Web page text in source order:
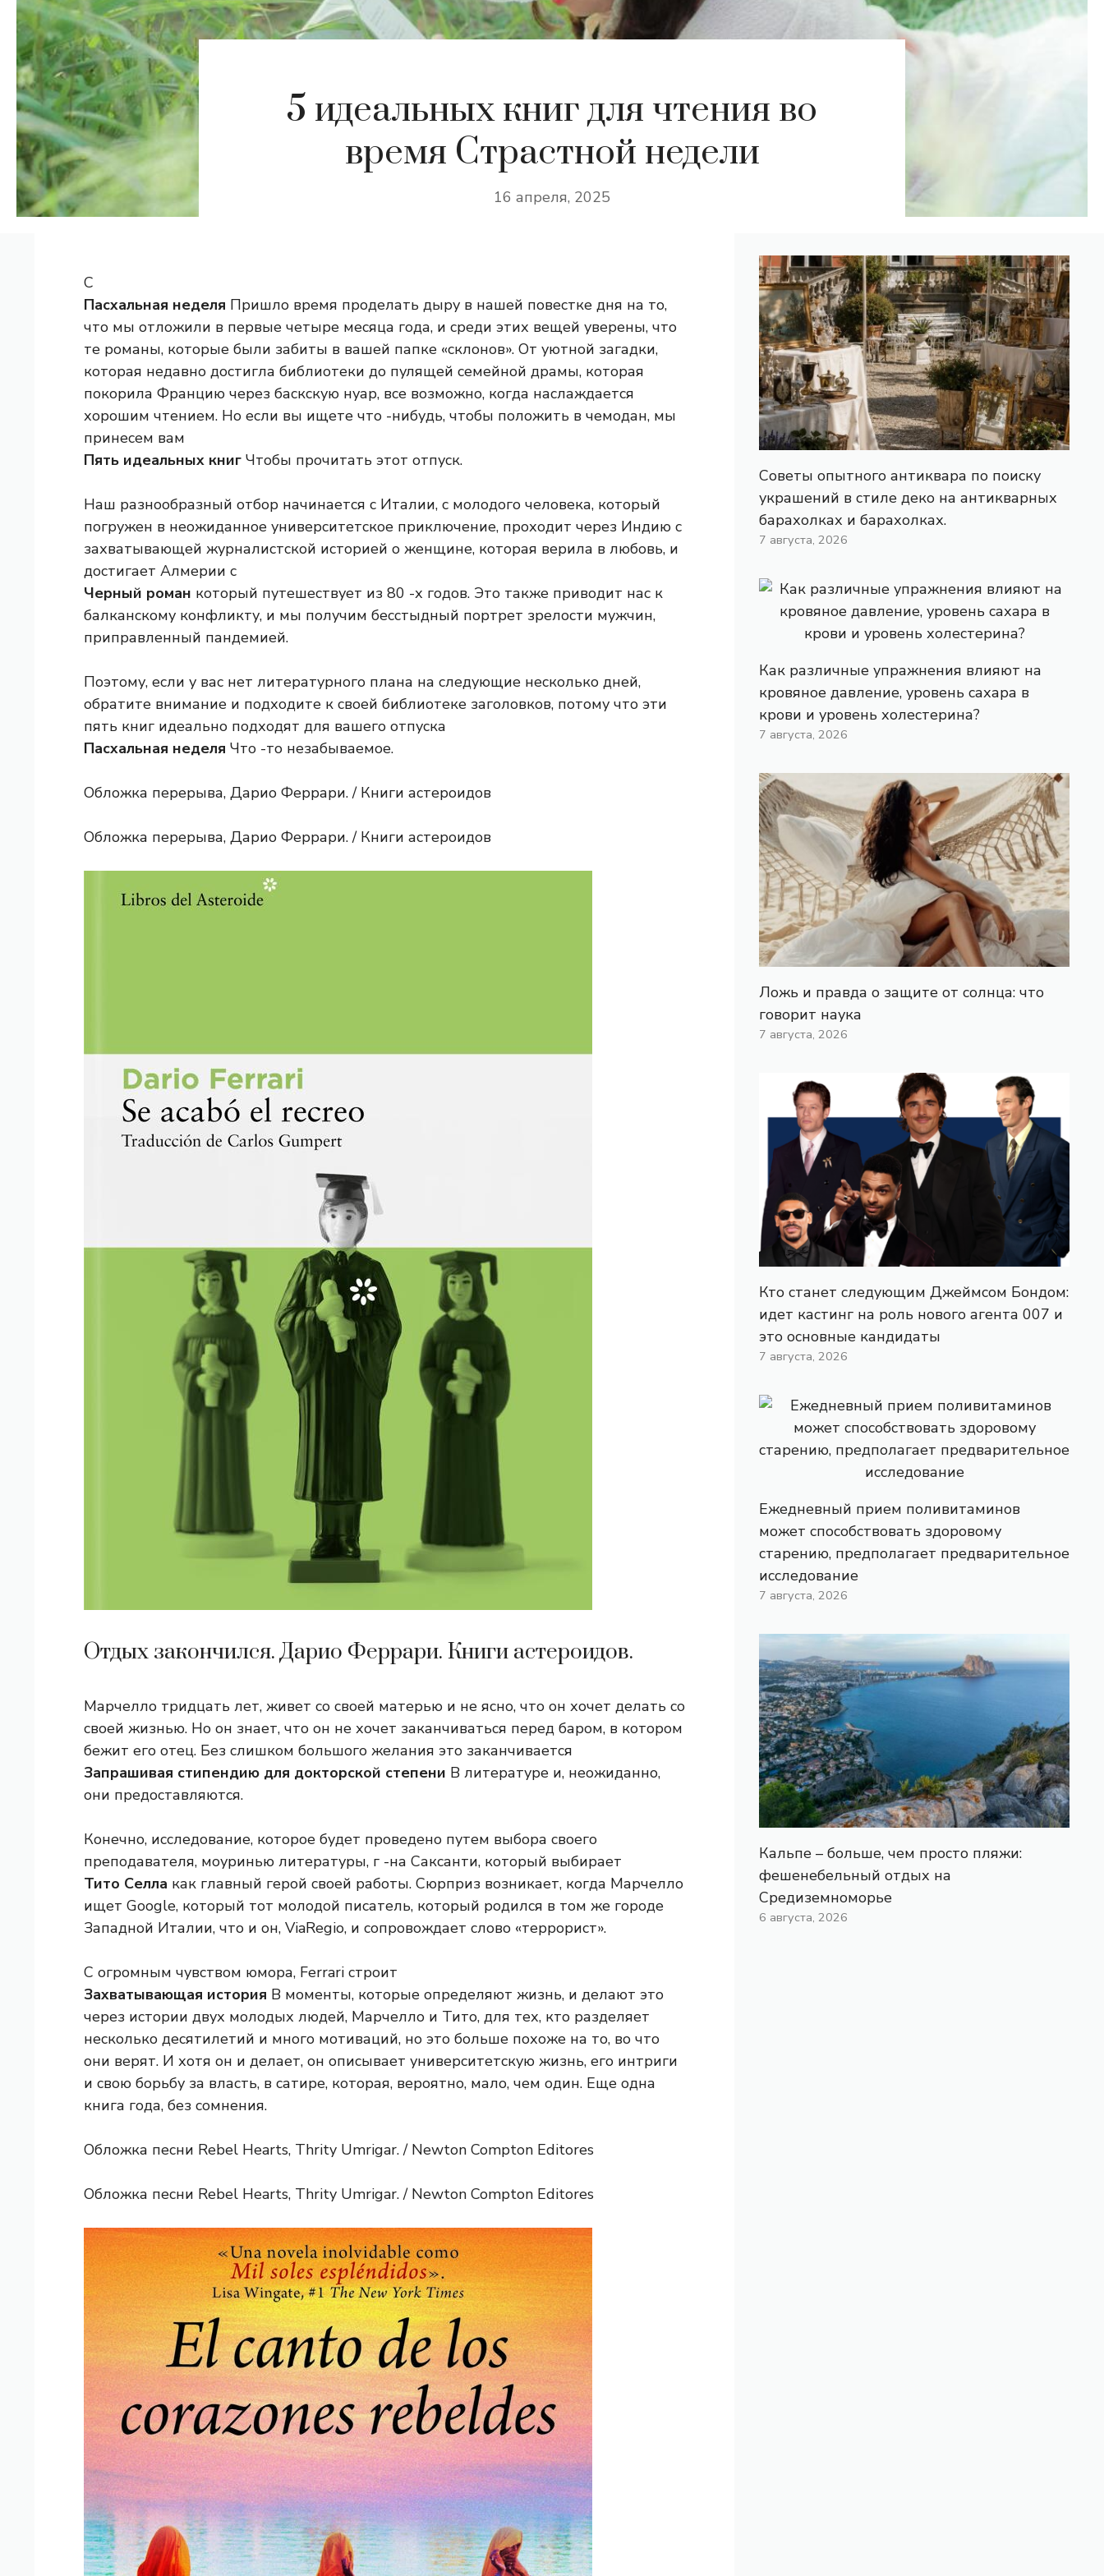
5 идеальных книг для чтения во
время Страстной недели
16 апреля, 2025
С
Пасхальная неделя Пришло время проделать дыру в нашей повестке дня на то,
что мы отложили в первые четыре месяца года, и среди этих вещей уверены, что
те романы, которые были забиты в вашей папке «склонов». От уютной загадки,
которая недавно достигла библиотеки до пулящей семейной драмы, которая
покорила Францию ​​через баскскую нуар, все возможно, когда наслаждается
хорошим чтением. Но если вы ищете что -нибудь, чтобы положить в чемодан, мы
принесем вам
Пять идеальных книг Чтобы прочитать этот отпуск.
Наш разнообразный отбор начинается с Италии, с молодого человека, который
погружен в неожиданное университетское приключение, проходит через Индию с
захватывающей журналистской историей о женщине, которая верила в любовь, и
достигает Алмерии с
Черный роман который путешествует из 80 -х годов. Это также приводит нас к
балканскому конфликту, и мы получим бесстыдный портрет зрелости мужчин,
приправленный пандемией.
Поэтому, если у вас нет литературного плана на следующие несколько дней,
обратите внимание и подходите к своей библиотеке заголовков, потому что эти
пять книг идеально подходят для вашего отпуска
Пасхальная неделя Что -то незабываемое.
Обложка перерыва, Дарио Феррари. / Книги астероидов
Обложка перерыва, Дарио Феррари. / Книги астероидов
Отдых закончился. Дарио Феррари. Книги астероидов.
Марчелло тридцать лет, живет со своей матерью и не ясно, что он хочет делать со
своей жизнью. Но он знает, что он не хочет заканчиваться перед баром, в котором
бежит его отец. Без слишком большого желания это заканчивается
Запрашивая стипендию для докторской степени В литературе и, неожиданно,
они предоставляются.
Конечно, исследование, которое будет проведено путем выбора своего
преподавателя, моуринью литературы, г -на Саксанти, который выбирает
Тито Селла как главный герой своей работы. Сюрприз возникает, когда Марчелло
ищет Google, который тот молодой писатель, который родился в том же городе
Западной Италии, что и он, ViaRegio, и сопровождает слово «террорист».
С огромным чувством юмора, Ferrari строит
Захватывающая история В моменты, которые определяют жизнь, и делают это
через истории двух молодых людей, Марчелло и Тито, для тех, кто разделяет
несколько десятилетий и много мотиваций, но это больше похоже на то, во что
они верят. И хотя он и делает, он описывает университетскую жизнь, его интриги
и свою борьбу за власть, в сатире, которая, вероятно, мало, чем один. Еще одна
книга года, без сомнения.
Обложка песни Rebel Hearts, Thrity Umrigar. / Newton Compton Editores
Обложка песни Rebel Hearts, Thrity Umrigar. / Newton Compton Editores
Советы опытного антиквара по поиску
украшений в стиле деко на антикварных
барахолках и барахолках.
7 августа, 2026
Как различные упражнения влияют на
кровяное давление, уровень сахара в
крови и уровень холестерина?
7 августа, 2026
Ложь и правда о защите от солнца: что
говорит наука
7 августа, 2026
Кто станет следующим Джеймсом Бондом:
идет кастинг на роль нового агента 007 и
это основные кандидаты
7 августа, 2026
Ежедневный прием поливитаминов
может способствовать здоровому
старению, предполагает предварительное
исследование
7 августа, 2026
Кальпе – больше, чем просто пляжи:
фешенебельный отдых на
Средиземноморье
6 августа, 2026